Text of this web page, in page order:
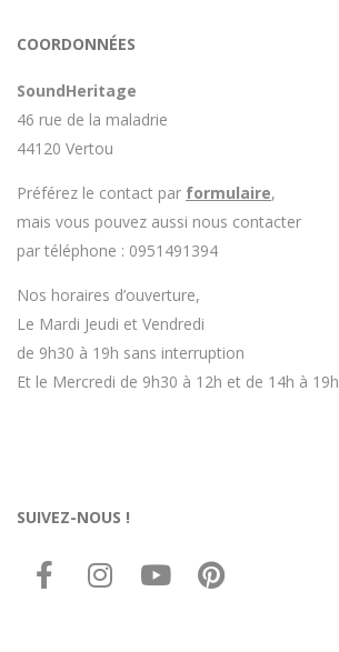
COORDONNÉES
SoundHeritage
46 rue de la maladrie
44120 Vertou
Préférez le contact par formulaire,
mais vous pouvez aussi nous contacter
par téléphone : 0951491394
Nos horaires d’ouverture,
Le Mardi Jeudi et Vendredi
de 9h30 à 19h sans interruption
Et le Mercredi de 9h30 à 12h et de 14h à 19h
SUIVEZ-NOUS !